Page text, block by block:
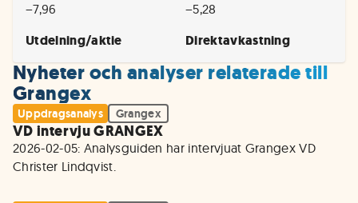
−7,96 −5,28
Utdelning/aktie Direktavkastning
Nyheter och analyser relaterade till
Grangex
Uppdragsanalys Grangex
VD intervju GRANGEX
2026-02-05: Analysguiden har intervjuat Grangex VD
Christer Lindqvist.